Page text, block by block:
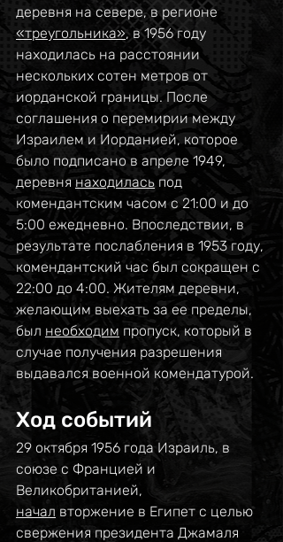
деревня на севере, в регионе
«треугольника», в 1956 году
находилась на расстоянии
нескольких сотен метров от
иорданской границы. После
соглашения о перемирии между
Израилем и Иорданией, которое
было подписано в апреле 1949,
деревня находилась под
комендантским часом с 21:00 и до
5:00 ежедневно. Впоследствии, в
результате послабления в 1953 году,
комендантский час был сокращен с
22:00 до 4:00. Жителям деревни,
желающим выехать за ее пределы,
был необходим пропуск, который в
случае получения разрешения
выдавался военной комендатурой.
Ход событий
29 октября 1956 года Израиль, в
союзе с Францией и
Великобританией,
начал вторжение в Египет с целью
свержения президента Джамаля